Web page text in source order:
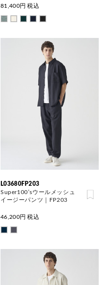
81,400円 税込
L03680FP203
Super100’sウールメッシュ
イージーパンツ｜FP203
46,200円 税込